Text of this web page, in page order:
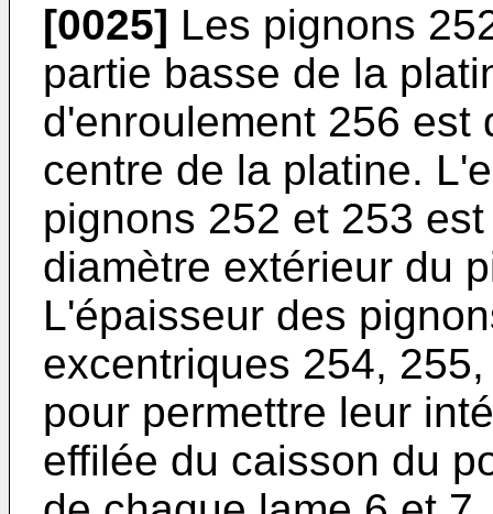
[0025] Les pignons
partie basse de la
d'enroulement 256 est
centre de la platine.
pignons 252 et 253
diamètre extérieur du
L'épaisseur des
excentriques 254,
pour permettre leur
effilée du caisson du